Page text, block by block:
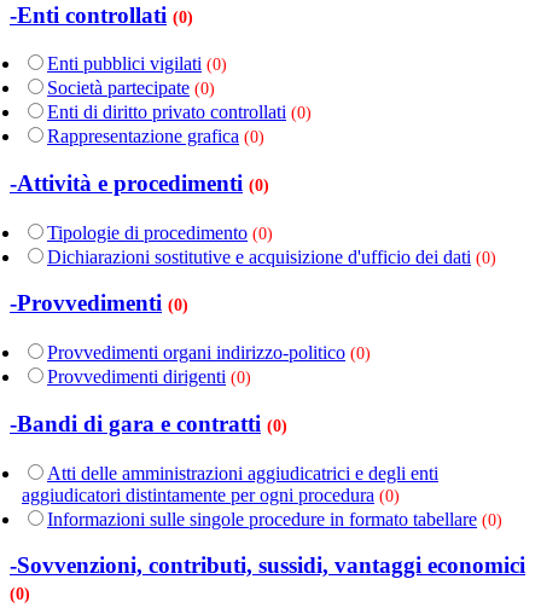
-Enti controllati (0)
Enti pubblici vigilati (0)
Società partecipate (0)
Enti di diritto privato controllati (0)
Rappresentazione grafica (0)
-Attività e procedimenti (0)
Tipologie di procedimento (0)
Dichiarazioni sostitutive e acquisizione d'ufficio dei dati (0)
-Provvedimenti (0)
Provvedimenti organi indirizzo-politico (0)
Provvedimenti dirigenti (0)
-Bandi di gara e contratti (0)
Atti delle amministrazioni aggiudicatrici e degli enti
aggiudicatori distintamente per ogni procedura (0)
Informazioni sulle singole procedure in formato tabellare (0)
-Sovvenzioni, contributi, sussidi, vantaggi economici
(0)